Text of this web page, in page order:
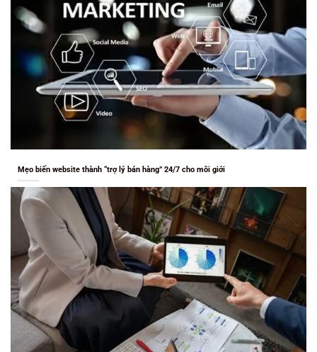
Mẹo biến website thành “trợ lý bán hàng” 24/7 cho môi giới